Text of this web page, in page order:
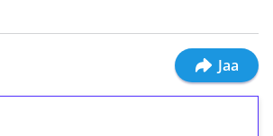
Jaa